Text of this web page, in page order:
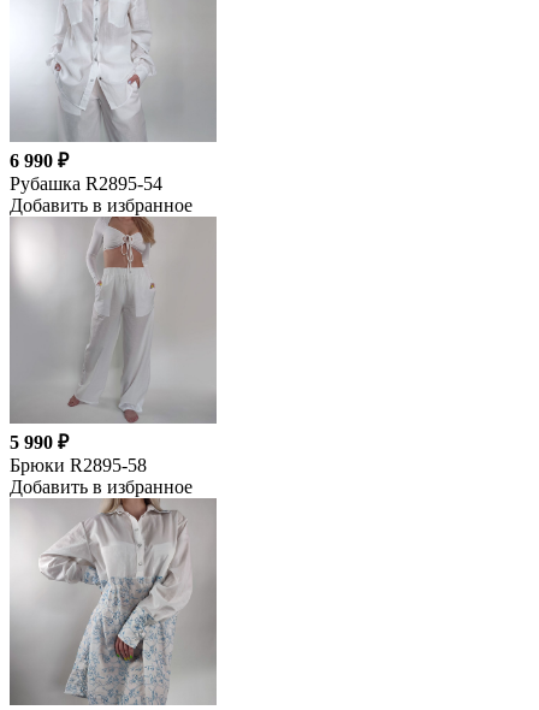
6 990 ₽
Рубашка R2895-54
Добавить в избранное
5 990 ₽
Брюки R2895-58
Добавить в избранное